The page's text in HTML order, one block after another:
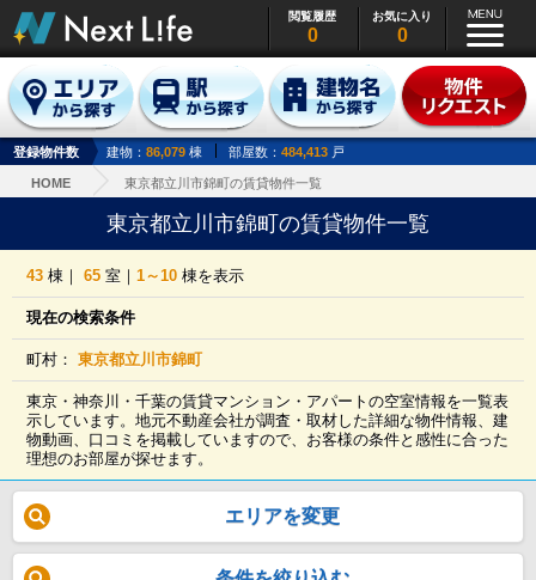
閲覧履歴
0
お気に入り
0
登録物件数 建物： 86,079 棟 部屋数： 484,413 戸
HOME 東京都立川市錦町の賃貸物件一覧
東京都立川市錦町の賃貸物件一覧
43 棟｜65 室｜1～10 棟を表示
現在の検索条件
町村：東京都立川市錦町
東京・神奈川・千葉の賃貸マンション・アパートの空室情報を一覧表
示しています。地元不動産会社が調査・取材した詳細な物件情報、建
物動画、口コミを掲載していますので、お客様の条件と感性に合った
理想のお部屋が探せます。
エリアを変更